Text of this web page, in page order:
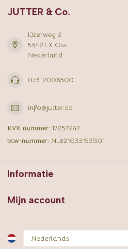
JUTTER & Co.
IJzerweg 2
5342 LX Oss
Nederland
073-2008300
info@jutter.co
KVK nummer: 17257247
btw-nummer: NL821033153B01
Informatie
Mijn account